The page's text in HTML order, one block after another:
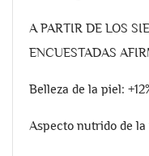
A PARTIR DE LOS
ENCUESTADAS
Belleza de la piel:
Aspecto nutrido de la